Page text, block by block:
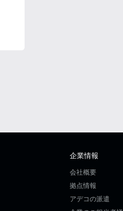
企業情報
会社概要
拠点情報
アデコの派遣